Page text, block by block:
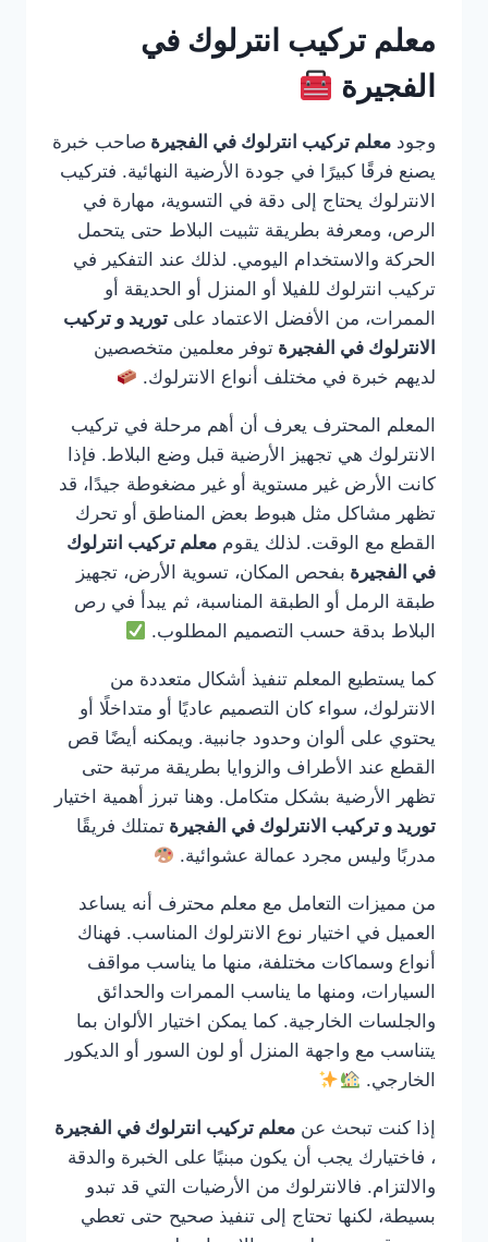
معلم تركيب انترلوك في
الفجيرة
وجود معلم تركيب انترلوك في الفجيرة صاحب خبرة
يصنع فرقًا كبيرًا في جودة الأرضية النهائية. فتركيب
الانترلوك يحتاج إلى دقة في التسوية، مهارة في
الرص، ومعرفة بطريقة تثبيت البلاط حتى يتحمل
الحركة والاستخدام اليومي. لذلك عند التفكير في
تركيب انترلوك للفيلا أو المنزل أو الحديقة أو
الممرات، من الأفضل الاعتماد على توريد و تركيب
الانترلوك في الفجيرة توفر معلمين متخصصين
لديهم خبرة في مختلف أنواع الانترلوك.
المعلم المحترف يعرف أن أهم مرحلة في تركيب
الانترلوك هي تجهيز الأرضية قبل وضع البلاط. فإذا
كانت الأرض غير مستوية أو غير مضغوطة جيدًا، قد
تظهر مشاكل مثل هبوط بعض المناطق أو تحرك
القطع مع الوقت. لذلك يقوم معلم تركيب انترلوك
في الفجيرة بفحص المكان، تسوية الأرض، تجهيز
طبقة الرمل أو الطبقة المناسبة، ثم يبدأ في رص
البلاط بدقة حسب التصميم المطلوب.
كما يستطيع المعلم تنفيذ أشكال متعددة من
الانترلوك، سواء كان التصميم عاديًا أو متداخلًا أو
يحتوي على ألوان وحدود جانبية. ويمكنه أيضًا قص
القطع عند الأطراف والزوايا بطريقة مرتبة حتى
تظهر الأرضية بشكل متكامل. وهنا تبرز أهمية اختيار
توريد و تركيب الانترلوك في الفجيرة تمتلك فريقًا
مدربًا وليس مجرد عمالة عشوائية.
من مميزات التعامل مع معلم محترف أنه يساعد
العميل في اختيار نوع الانترلوك المناسب. فهناك
أنواع وسماكات مختلفة، منها ما يناسب مواقف
السيارات، ومنها ما يناسب الممرات والحدائق
والجلسات الخارجية. كما يمكن اختيار الألوان بما
يتناسب مع واجهة المنزل أو لون السور أو الديكور
الخارجي.
إذا كنت تبحث عن معلم تركيب انترلوك في الفجيرة
، فاختيارك يجب أن يكون مبنيًا على الخبرة والدقة
والالتزام. فالانترلوك من الأرضيات التي قد تبدو
بسيطة، لكنها تحتاج إلى تنفيذ صحيح حتى تعطي